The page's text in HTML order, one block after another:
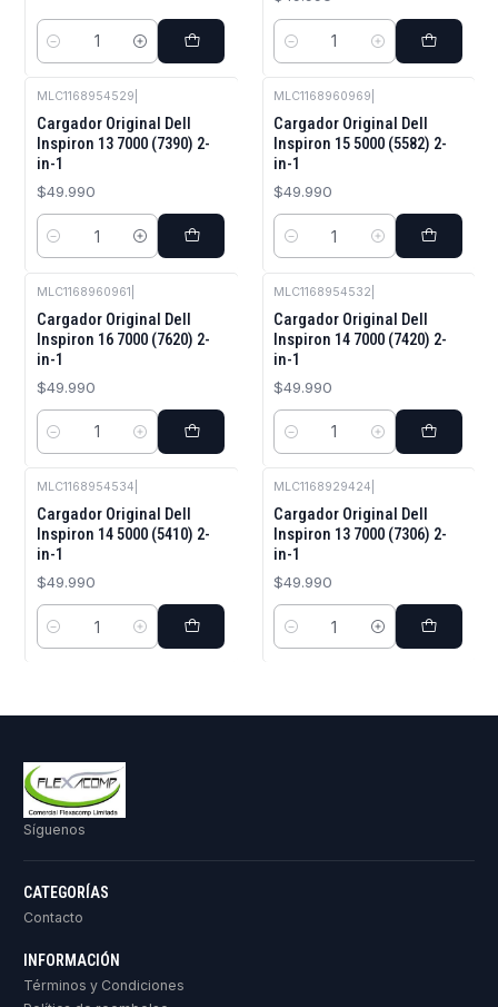
Cantidad Cantidad
MLC1168954529
Cargador Original Dell
Inspiron 13 7000 (7390) 2-
in-1
$49.990
Cantidad
MLC1168960969
Cargador Original Dell
Inspiron 15 5000 (5582) 2-
in-1
$49.990
Cantidad
MLC1168960961
Cargador Original Dell
Inspiron 16 7000 (7620) 2-
in-1
$49.990
Cantidad
MLC1168954532
Cargador Original Dell
Inspiron 14 7000 (7420) 2-
in-1
$49.990
Cantidad
MLC1168954534
Cargador Original Dell
Inspiron 14 5000 (5410) 2-
in-1
$49.990
Cantidad
MLC1168929424
Cargador Original Dell
Inspiron 13 7000 (7306) 2-
in-1
$49.990
Cantidad
Síguenos
CATEGORÍAS
Contacto
INFORMACIÓN
Términos y Condiciones